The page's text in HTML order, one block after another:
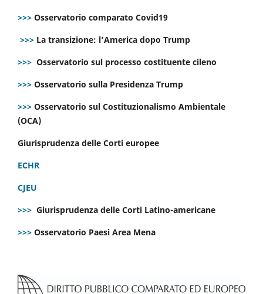
>>> Osservatorio comparato Covid19
>>> La transizione: l’America dopo Trump
>>> Osservatorio sul processo costituente cileno
>>> Osservatorio sulla Presidenza Trump
>>> Osservatorio sul Costituzionalismo Ambientale
(OCA)
Giurisprudenza delle Corti europee
ECHR
CJEU
>>> Giurisprudenza delle Corti Latino-americane
>>> Osservatorio Paesi Area Mena